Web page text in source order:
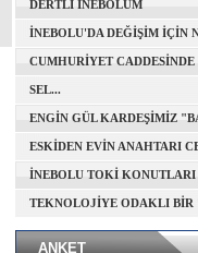
BOYUNCA UNUTULMAYACAK"
DERTLİ İNEBOLUM
İNEBOLU'DA DEĞİŞİM İÇİN
CUMHURİYET
BÜYÜKLERİMİZ...
SEL...
ENGİN GÜL KARDEŞİMİZ
ÖDÜLLENDİRİLMELİDİR
ESKİDEN EVİN ANAHTARI
TOKMAĞINA VURULARAK
İNEBOLU TOKİ
TAMAMLANIYOR
TEKNOLOJİYE ODAKLI BİR
YETİŞİYOR!
ANKET